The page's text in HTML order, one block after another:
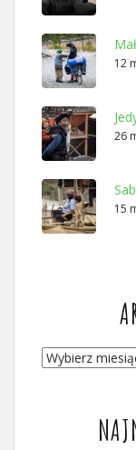
12
26
15
ARCHIWUM